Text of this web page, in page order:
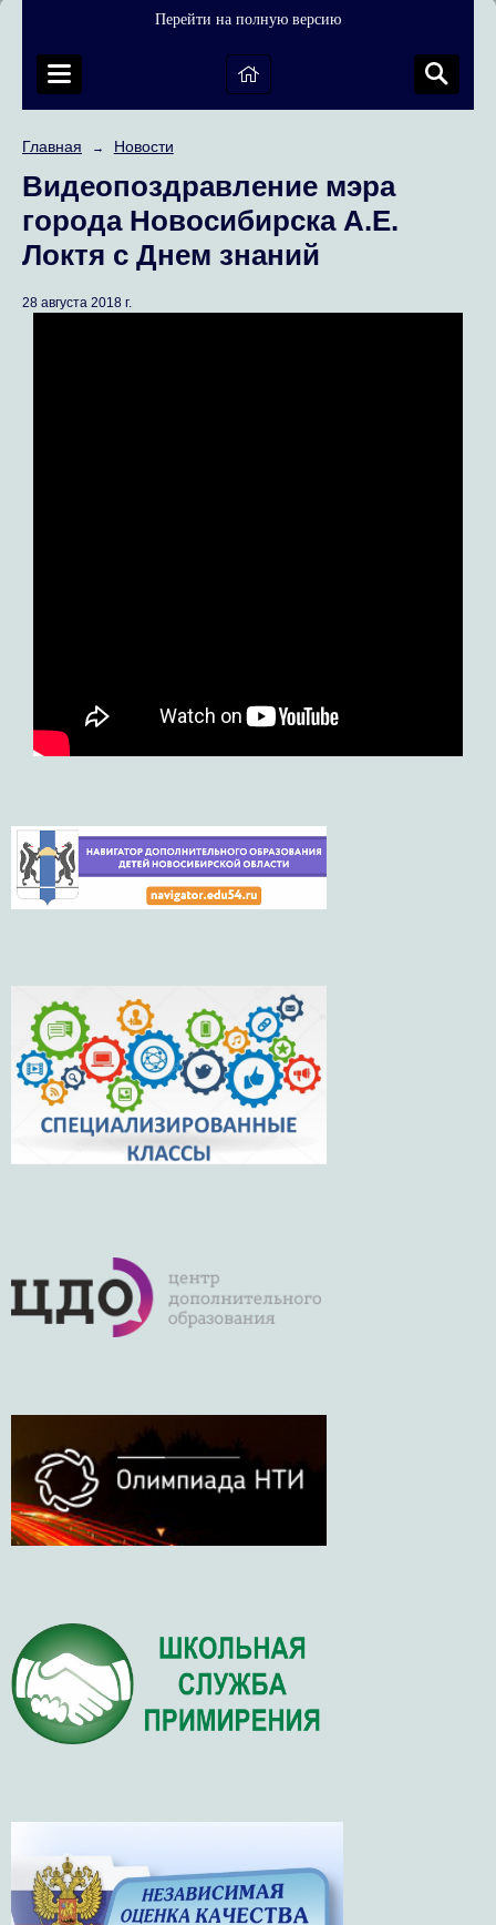
Перейти на полную версию
Главная → Новости
Видеопоздравление мэра
города Новосибирска А.Е.
Локтя с Днем знаний
28 августа 2018 г.